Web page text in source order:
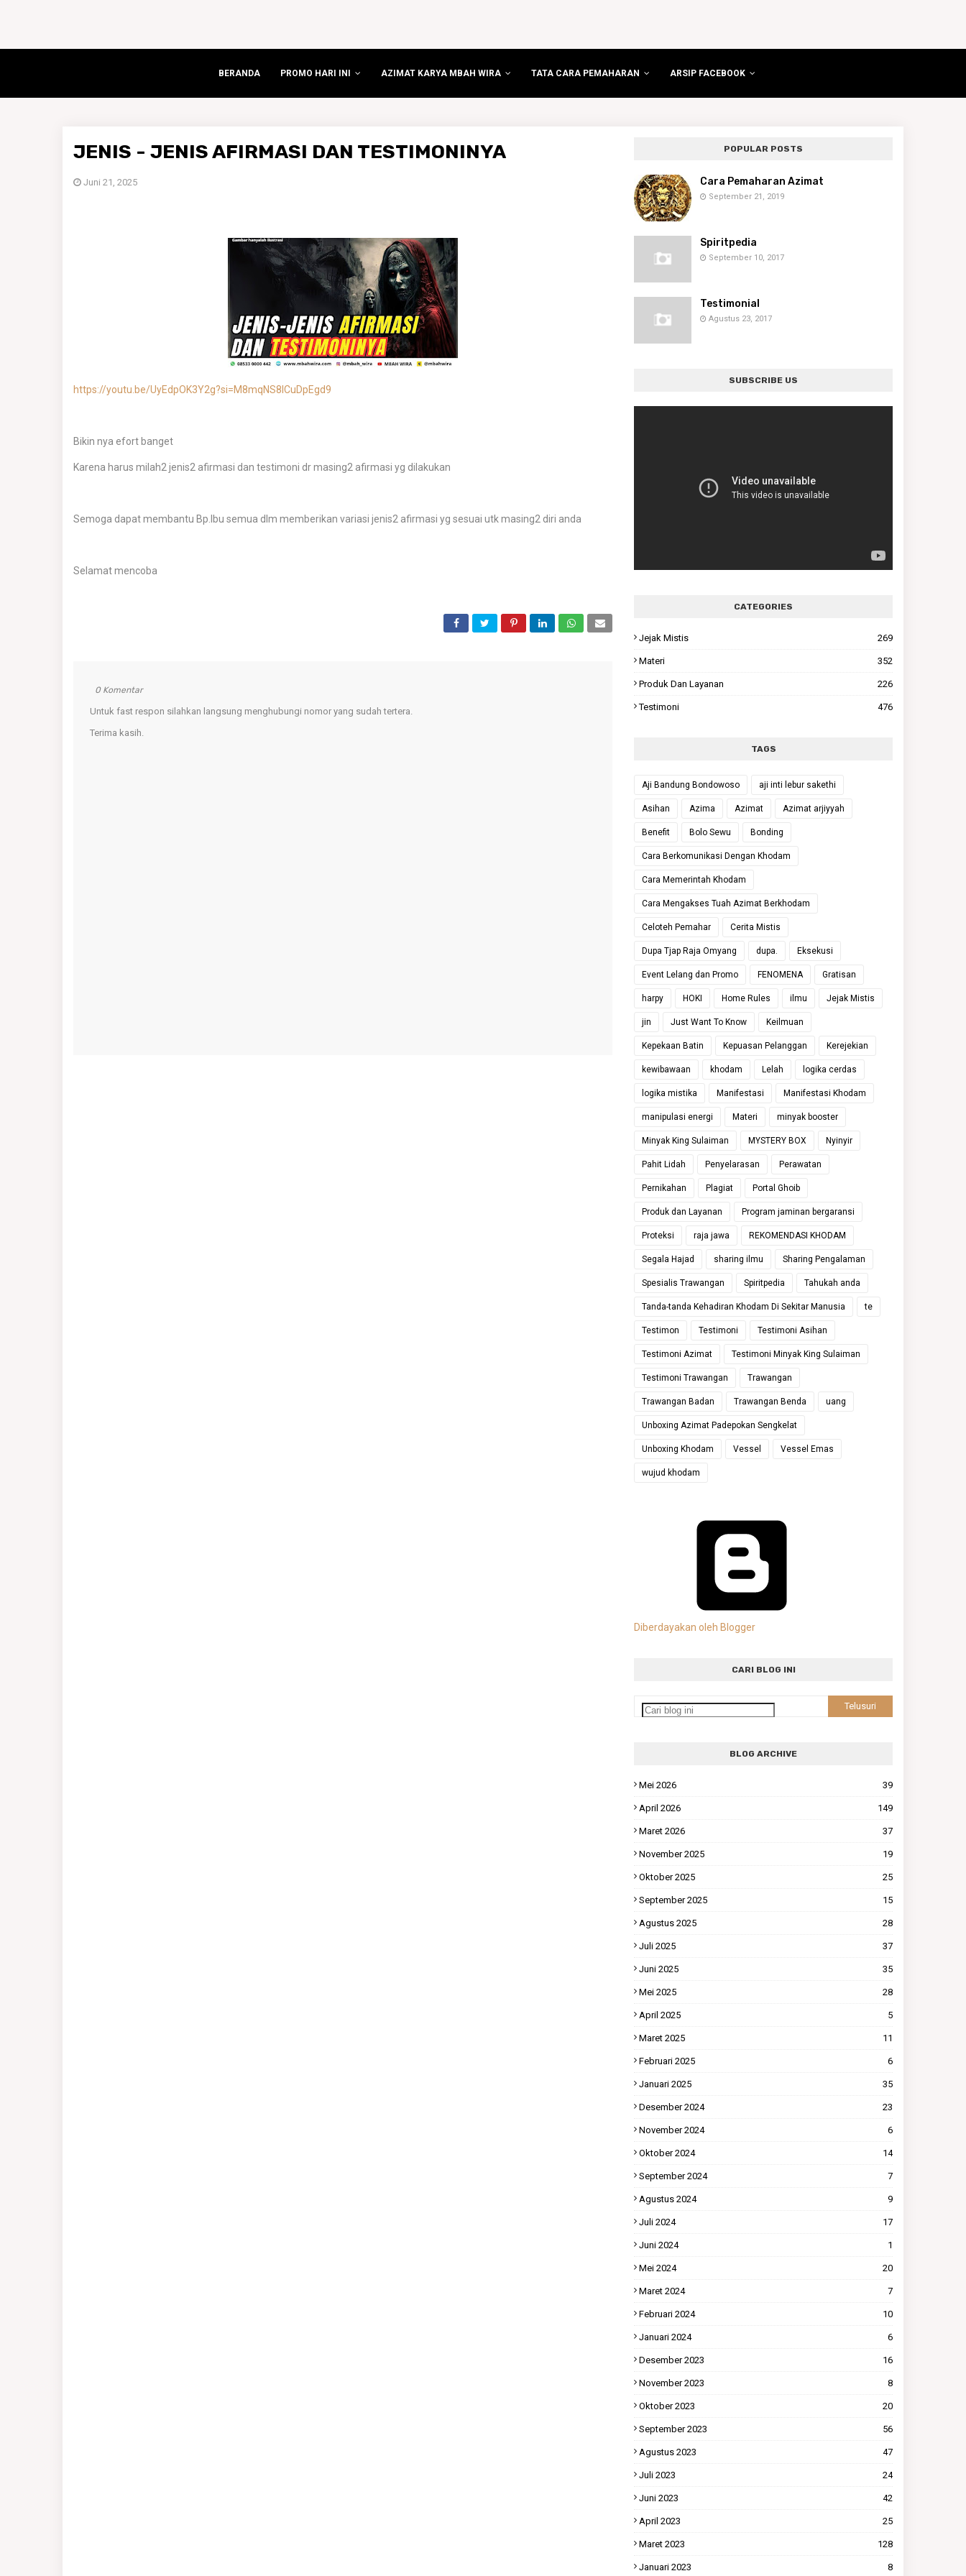
BERANDA PROMO HARI INI AZIMAT KARYA MBAH WIRA TATA CARA PEMAHARAN ARSIP FACEBOOK
JENIS - JENIS AFIRMASI DAN TESTIMONINYA
Juni 21, 2025
https://youtu.be/UyEdpOK3Y2g?si=M8mqNS8lCuDpEgd9
Bikin nya efort banget
Karena harus milah2 jenis2 afirmasi dan testimoni dr masing2 afirmasi yg dilakukan
Semoga dapat membantu Bp.Ibu semua dlm memberikan variasi jenis2 afirmasi yg sesuai utk masing2 diri anda
Selamat mencoba
0 Komentar
Untuk fast respon silahkan langsung menghubungi nomor yang sudah tertera.
Terima kasih.
POPULAR POSTS
Cara Pemaharan Azimat
September 21, 2019
Spiritpedia
September 10, 2017
Testimonial
Agustus 23, 2017
SUBSCRIBE US
CATEGORIES
Jejak Mistis 269
Materi 352
Produk Dan Layanan 226
Testimoni 476
TAGS
Aji Bandung Bondowoso aji inti lebur sakethi
Asihan Azima Azimat Azimat arjiyyah
Benefit Bolo Sewu Bonding
Cara Berkomunikasi Dengan Khodam
Cara Memerintah Khodam
Cara Mengakses Tuah Azimat Berkhodam
Celoteh Pemahar Cerita Mistis
Dupa Tjap Raja Omyang dupa. Eksekusi
Event Lelang dan Promo FENOMENA Gratisan
harpy HOKI Home Rules ilmu Jejak Mistis
jin Just Want To Know Keilmuan
Kepekaan Batin Kepuasan Pelanggan Kerejekian
kewibawaan khodam Lelah logika cerdas
logika mistika Manifestasi Manifestasi Khodam
manipulasi energi Materi minyak booster
Minyak King Sulaiman MYSTERY BOX Nyinyir
Pahit Lidah Penyelarasan Perawatan
Pernikahan Plagiat Portal Ghoib
Produk dan Layanan Program jaminan bergaransi
Proteksi raja jawa REKOMENDASI KHODAM
Segala Hajad sharing ilmu Sharing Pengalaman
Spesialis Trawangan Spiritpedia Tahukah anda
Tanda-tanda Kehadiran Khodam Di Sekitar Manusia te
Testimon Testimoni Testimoni Asihan
Testimoni Azimat Testimoni Minyak King Sulaiman
Testimoni Trawangan Trawangan
Trawangan Badan Trawangan Benda uang
Unboxing Azimat Padepokan Sengkelat
Unboxing Khodam Vessel Vessel Emas
wujud khodam
Diberdayakan oleh Blogger
CARI BLOG INI
BLOG ARCHIVE
Mei 2026 39
April 2026 149
Maret 2026 37
November 2025 19
Oktober 2025 25
September 2025 15
Agustus 2025 28
Juli 2025 37
Juni 2025 35
Mei 2025 28
April 2025 5
Maret 2025 11
Februari 2025 6
Januari 2025 35
Desember 2024 23
November 2024 6
Oktober 2024 14
September 2024 7
Agustus 2024 9
Juli 2024 17
Juni 2024 1
Mei 2024 20
Maret 2024 7
Februari 2024 10
Januari 2024 6
Desember 2023 16
November 2023 8
Oktober 2023 20
September 2023 56
Agustus 2023 47
Juli 2023 24
Juni 2023 42
April 2023 25
Maret 2023 128
Januari 2023 8